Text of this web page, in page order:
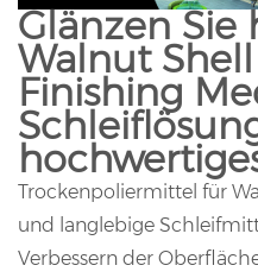
Glänzen Sie
Walnut
Finishing
Trockenpoliermittel für
und langlebige
Verbessern der